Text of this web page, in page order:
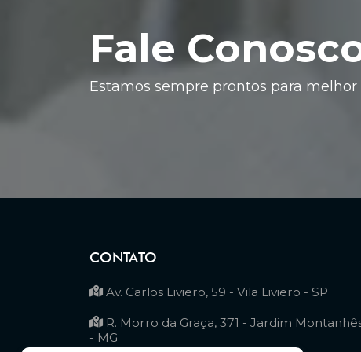
Fale
Estamos sempre prontos para melhor
CONTATO
Av. Carlos Liviero, 59 - Vila Liviero - SP
R. Morro da Graça, 371 - Jardim
- MG